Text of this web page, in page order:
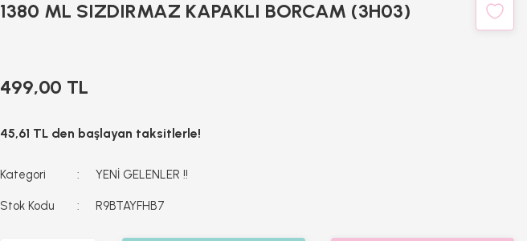
1380 ML SIZDIRMAZ KAPAKLI BORCAM (3H03)
499,00 TL
45,61 TL den başlayan taksitlerle!
Kategori YENİ GELENLER !!
Stok Kodu R9BTAYFHB7